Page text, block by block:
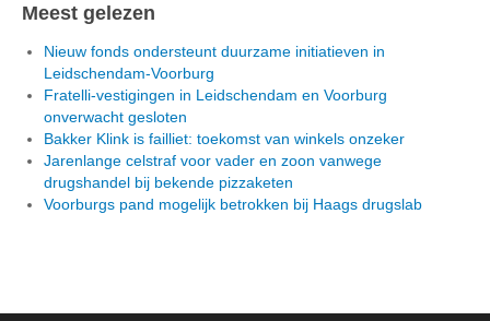
Meest gelezen
Nieuw fonds ondersteunt duurzame initiatieven in
Leidschendam-Voorburg
Fratelli-vestigingen in Leidschendam en Voorburg
onverwacht gesloten
Bakker Klink is failliet: toekomst van winkels onzeker
Jarenlange celstraf voor vader en zoon vanwege
drugshandel bij bekende pizzaketen
Voorburgs pand mogelijk betrokken bij Haags drugslab